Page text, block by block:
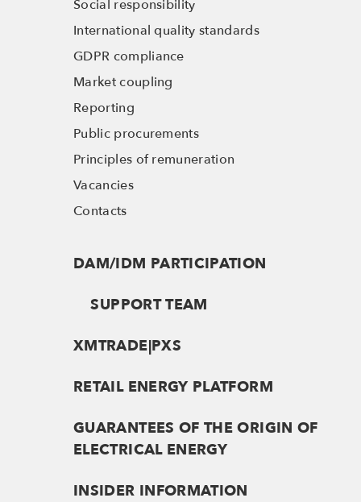
Social responsibility
International quality standards
GDPR compliance
Market coupling
Reporting
Public procurements
Principles of remuneration
Vacancies
Contacts
DAM/IDM PARTICIPATION
SUPPORT TEAM
XMTRADE|PXS
RETAIL ENERGY PLATFORM
GUARANTEES OF THE ORIGIN OF
ELECTRICAL ENERGY
INSIDER INFORMATION